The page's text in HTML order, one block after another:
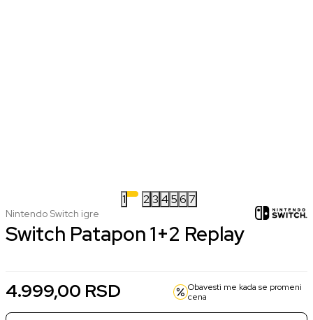
1 2 3 4 56 7
Nintendo Switch igre
Switch Patapon 1+2 Replay
4.999,00 RSD
Obavesti me kada se promeni
cena